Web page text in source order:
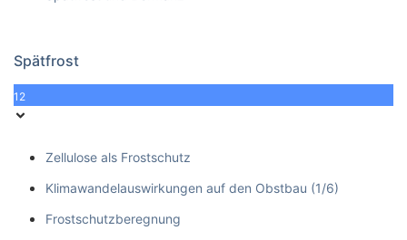
Spätfrost
12
Zellulose als Frostschutz
Klimawandelauswirkungen auf den Obstbau (1/6)
Frostschutzberegnung